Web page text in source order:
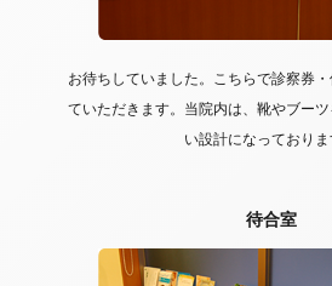
お待ちしていました。こちらで診察券
ていただきます。当院内は、靴やブー
い設計になっておりま
待合室